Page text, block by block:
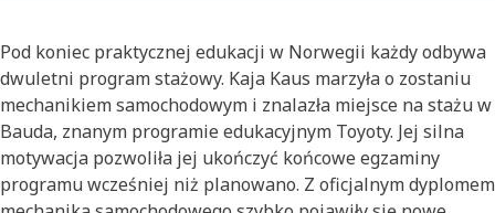
Pod koniec praktycznej edukacji w Norwegii każdy odbywa
dwuletni program stażowy. Kaja Kaus marzyła o zostaniu
mechanikiem samochodowym i znalazła miejsce na stażu w
Bauda, znanym programie edukacyjnym Toyoty. Jej silna
motywacja pozwoliła jej ukończyć końcowe egzaminy
programu wcześniej niż planowano. Z oficjalnym dyplomem